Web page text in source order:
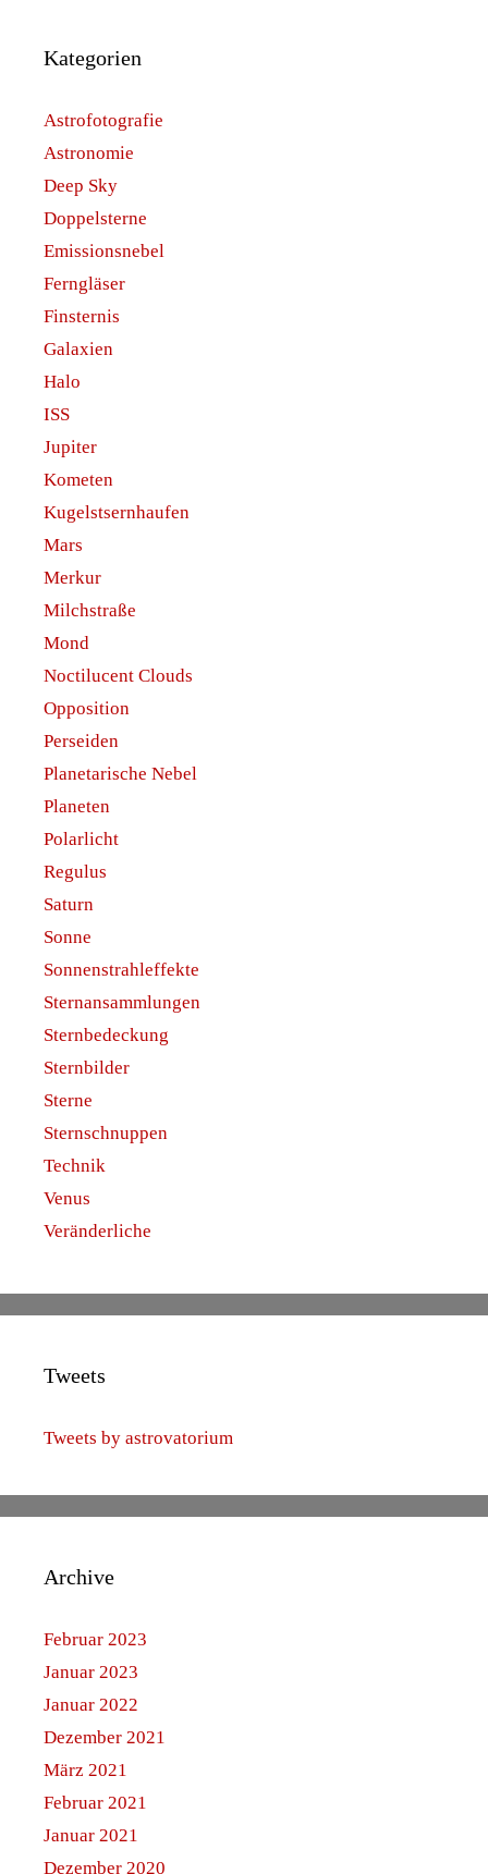
Kategorien
Astrofotografie
Astronomie
Deep Sky
Doppelsterne
Emissionsnebel
Ferngläser
Finsternis
Galaxien
Halo
ISS
Jupiter
Kometen
Kugelstsernhaufen
Mars
Merkur
Milchstraße
Mond
Noctilucent Clouds
Opposition
Perseiden
Planetarische Nebel
Planeten
Polarlicht
Regulus
Saturn
Sonne
Sonnenstrahleffekte
Sternansammlungen
Sternbedeckung
Sternbilder
Sterne
Sternschnuppen
Technik
Venus
Veränderliche
Tweets
Tweets by astrovatorium
Archive
Februar 2023
Januar 2023
Januar 2022
Dezember 2021
März 2021
Februar 2021
Januar 2021
Dezember 2020